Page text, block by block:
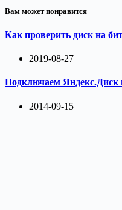
Вам может понравится
Как проверить диск на
2019-08-27
Подключаем Яндекс.Диск
2014-09-15